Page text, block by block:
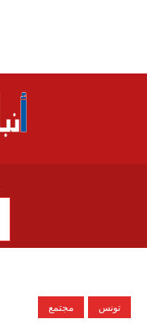
تونس مجتمع